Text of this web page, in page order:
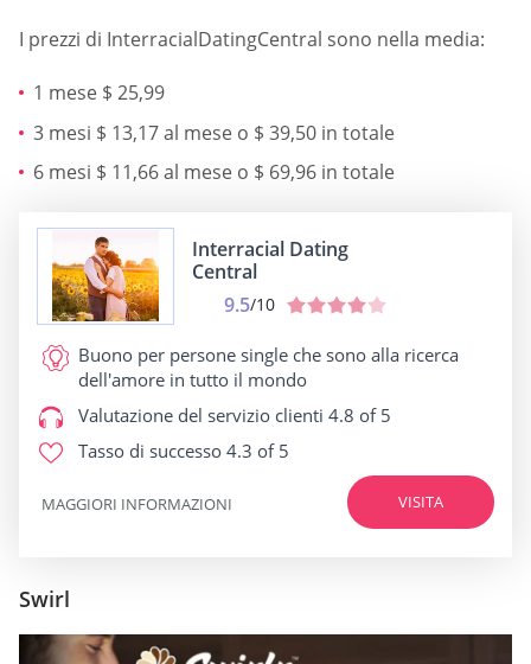
I prezzi di InterracialDatingCentral sono nella media:
1 mese $ 25,99
3 mesi $ 13,17 al mese o $ 39,50 in totale
6 mesi $ 11,66 al mese o $ 69,96 in totale
Interracial Dating
Central
9.5/10
Buono per persone single che sono alla ricerca
dell'amore in tutto il mondo
Valutazione del servizio clienti 4.8 of 5
Tasso di successo 4.3 of 5
VISITA
MAGGIORI INFORMAZIONI
Swirl